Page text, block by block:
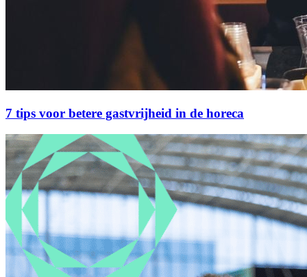
7 tips voor betere gastvrijheid in de horeca